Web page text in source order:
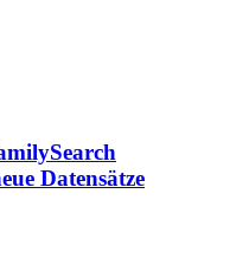
Datensätze